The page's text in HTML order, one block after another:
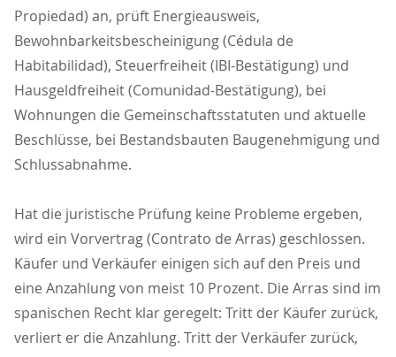
Propiedad) an, prüft Energieausweis,
Bewohnbarkeitsbescheinigung (Cédula de
Habitabilidad), Steuerfreiheit (IBI-Bestätigung) und
Hausgeldfreiheit (Comunidad-Bestätigung), bei
Wohnungen die Gemeinschaftsstatuten und aktuelle
Beschlüsse, bei Bestandsbauten Baugenehmigung und
Schlussabnahme.
Hat die juristische Prüfung keine Probleme ergeben,
wird ein Vorvertrag (Contrato de Arras) geschlossen.
Käufer und Verkäufer einigen sich auf den Preis und
eine Anzahlung von meist 10 Prozent. Die Arras sind im
spanischen Recht klar geregelt: Tritt der Käufer zurück,
verliert er die Anzahlung. Tritt der Verkäufer zurück,